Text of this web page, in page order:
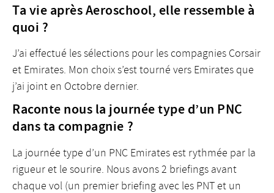
Ta vie après Aeroschool, elle ressemble à
quoi ?
J’ai effectué les sélections pour les compagnies Corsair
et Emirates. Mon choix s’est tourné vers Emirates que
j’ai joint en Octobre dernier.
Raconte nous la journée type d’un PNC
dans ta compagnie ?
La journée type d’un PNC Emirates est rythmée par la
rigueur et le sourire. Nous avons 2 briefings avant
chaque vol (un premier briefing avec les PNT et un